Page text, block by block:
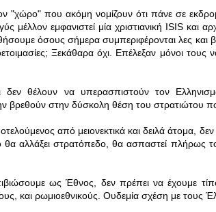
"χώρο" που ακόμη νομίζουν ότι πάνε σε
μέλλον εμφανιστεί μία χριστιανική ISIS και
όσους σήμερα συμπεριφέρονται λες και
Ξεκάθαρα όχι. Επέλεξαν μόνοι
θέλουν να υπερασπιστούν τον
βρεθούν στην δύσκολη θέση του στρατιώτου
από μειονεκτικά και δειλά άτομα, δεν
θα αλλάξει στρατόπεδο, θα ασπαστεί πλήρως
ως Έθνος, δεν πρέπει να έχουμε
και ρωμιοεθνικούς. Ουδεμία σχέση με τους